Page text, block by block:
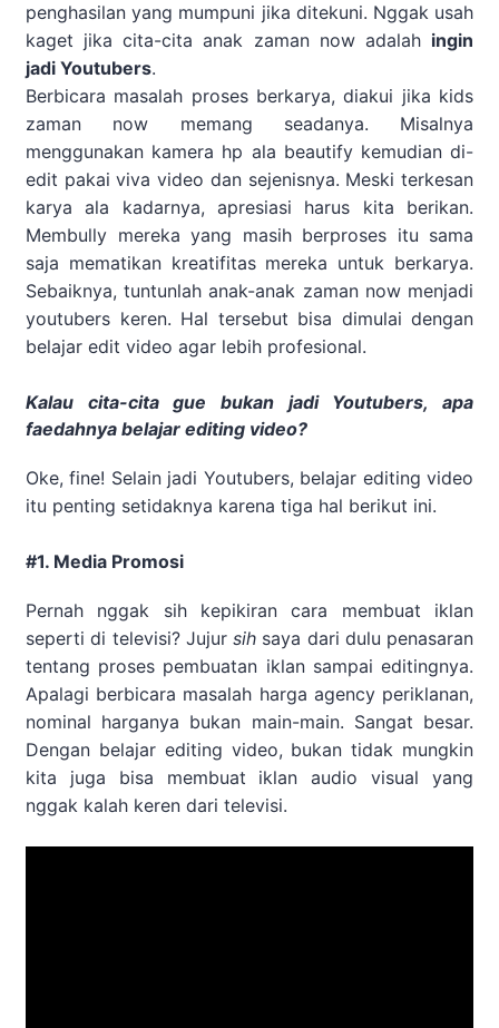
penghasilan yang mumpuni jika ditekuni. Nggak usah
kaget jika cita-cita anak zaman now adalah ingin
jadi Youtubers.
Berbicara masalah proses berkarya, diakui jika kids
zaman now memang seadanya. Misalnya
menggunakan kamera hp ala beautify kemudian di-
edit pakai viva video dan sejenisnya. Meski terkesan
karya ala kadarnya, apresiasi harus kita berikan.
Membully mereka yang masih berproses itu sama
saja mematikan kreatifitas mereka untuk berkarya.
Sebaiknya, tuntunlah anak-anak zaman now menjadi
youtubers keren. Hal tersebut bisa dimulai dengan
belajar edit video agar lebih profesional.
Kalau cita-cita gue bukan jadi Youtubers, apa
faedahnya belajar editing video?
Oke, fine! Selain jadi Youtubers, belajar editing video
itu penting setidaknya karena tiga hal berikut ini.
#1. Media Promosi
Pernah nggak sih kepikiran cara membuat iklan
seperti di televisi? Jujur sih saya dari dulu penasaran
tentang proses pembuatan iklan sampai editingnya.
Apalagi berbicara masalah harga agency periklanan,
nominal harganya bukan main-main. Sangat besar.
Dengan belajar editing video, bukan tidak mungkin
kita juga bisa membuat iklan audio visual yang
nggak kalah keren dari televisi.